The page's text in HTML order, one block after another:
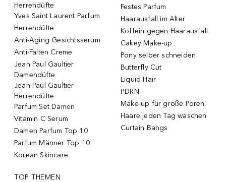
Herrendüfte
Yves Saint Laurent Parfum
Herrendüfte
Anti-Aging Gesichtsserum
Anti-Falten Creme
Jean Paul Gaultier
Damendüfte
Jean Paul Gaultier
Herrendüfte
Parfum Set Damen
Vitamin C Serum
Damen Parfum Top 10
Parfum Männer Top 10
Korean Skincare
Festes Parfum
Haarausfall im Alter
Koffein gegen Haarausfall
Cakey Make-up
Pony selber schneiden
Butterfly Cut
Liquid Hair
PDRN
Make-up für große Poren
Haare jeden Tag waschen
Curtain Bangs
TOP THEMEN